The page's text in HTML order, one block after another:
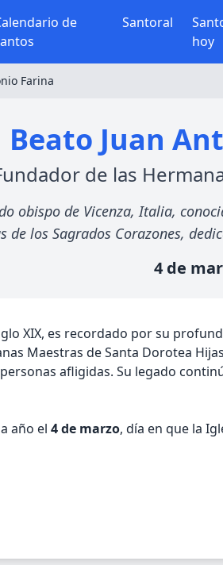
de
Santoral
hoy
Farina
Beato Juan
de las
obispo de Vicenza, Italia,
de los Sagrados Corazones,
4 de
XIX, es recordado por su
Maestras de Santa Dorotea
afligidas. Su legado
año el 4 de marzo, día en que la